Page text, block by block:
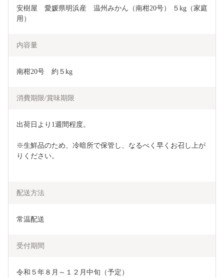
安樹屋　愛媛県明浜産　温州みかん（南柑20号） ５kg（家庭
用）
内容量
南柑20号　約５kg
消費期限/賞味期限
出荷日より1週間程度。
※生鮮品のため、冷暗所で保管し、なるべく早くお召し上が
りください。
配送方法
常温配送
受付期間
令和５年８月～１２月中旬（予定）